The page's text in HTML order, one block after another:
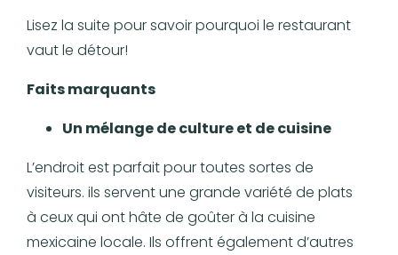
Lisez la suite pour savoir pourquoi le restaurant
vaut le détour!
Faits marquants
Un mélange de culture et de cuisine
L’endroit est parfait pour toutes sortes de
visiteurs. ils servent une grande variété de plats
à ceux qui ont hâte de goûter à la cuisine
mexicaine locale. Ils offrent également d’autres